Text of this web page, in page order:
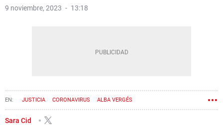
9 noviembre, 2023 13:18
JUSTICIA CORONAVIRUS ALBA VERGÉS
Sara Cid